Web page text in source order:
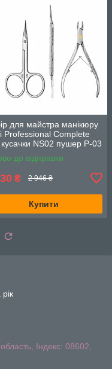
для майстра манікюру
Professional Complete
NS02 пушер P-03
S01 та пушер-резець
мм до відправки
₴ 2 946 ₴
Купити
Індекс: 08602,